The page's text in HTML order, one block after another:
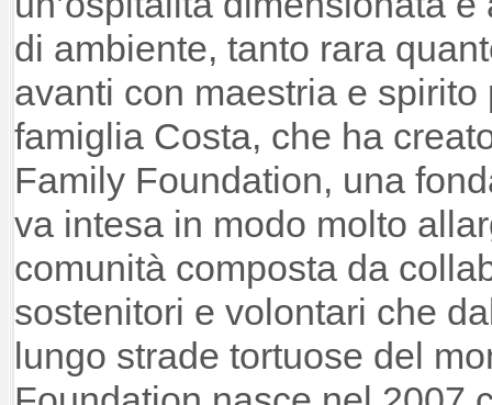
di ambiente, tanto rara
avanti con maestria e
famiglia Costa, che ha
Family Foundation, una
va intesa in modo molto
comunità composta da
sostenitori e volontari che
lungo strade tortuose del